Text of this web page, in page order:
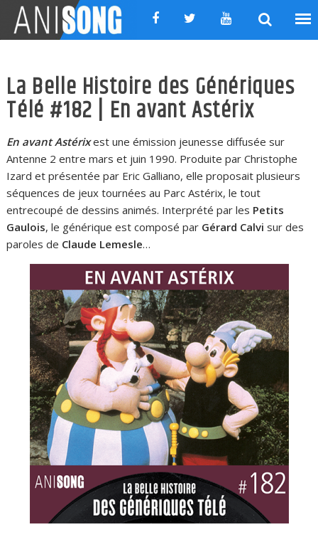
content
La Belle Histoire des Génériques
Télé #182 | En avant Astérix
En avant Astérixest une émission jeunesse diffusée sur
Antenne 2 entre mars et juin 1990. Produite par Christophe
Izard et présentée par Eric Galliano, elle proposait plusieurs
séquences de jeux tournées au Parc Astérix, le tout
entrecoupé de dessins animés. Interprété par les Petits
Gaulois, le générique est composé par Gérard Calvi sur des
paroles de Claude Lemesle…